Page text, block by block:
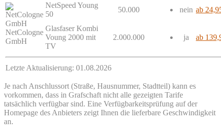
NetCologne
GmbH
NetSpeed Young
50
50.000 nein ab
Glasfaser Kombi
Voung 2000 mit
TV
2.000.000 ja ab
Letzte Aktualisierung: 01.08.2026
Je nach Anschlussort (Straße, Hausnummer, Stadtteil) kann es
vorkommen, dass in Grafschaft nicht alle gezeigten Tarife
tatsächlich verfügbar sind. Eine Verfügbarkeitsprüfung auf der
Homepage des Anbieters zeigt Ihnen die lieferbare Geschwindigkeit
an.